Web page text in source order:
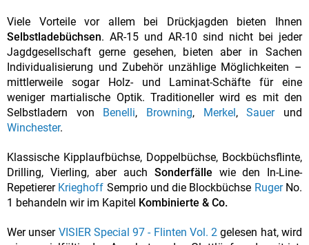
Viele Vorteile vor allem bei Drückjagden bieten Ihnen
Selbstladebüchsen. AR-15 und AR-10 sind nicht bei jeder
Jagdgesellschaft gerne gesehen, bieten aber in Sachen
Individualisierung und Zubehör unzählige Möglichkeiten –
mittlerweile sogar Holz- und Laminat-Schäfte für eine
weniger martialische Optik. Traditioneller wird es mit den
Selbstladern von Benelli, Browning, Merkel ,Sauerund
Winchester.
Klassische Kipplaufbüchse, Doppelbüchse, Bockbüchsflinte,
Drilling, Vierling, aber auch Sonderfälle wie den In-Line-
Repetierer Krieghoff Semprio und die Blockbüchse Ruger No.
1 behandeln wir im Kapitel Kombinierte & Co.
Wer unser VISIER Special 97 - Flinten Vol. 2 gelesen hat, wird